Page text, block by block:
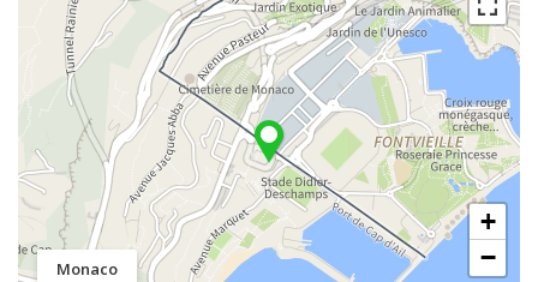
Monaco
+
−